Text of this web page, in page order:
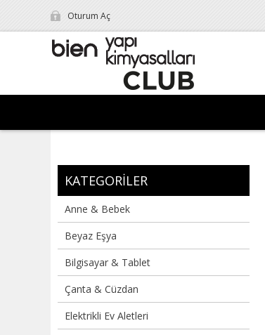
Oturum Aç
KATEGORILER
Anne & Bebek
Beyaz Eşya
Bilgisayar & Tablet
Çanta & Cüzdan
Elektrikli Ev Aletleri